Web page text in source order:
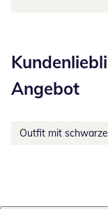
Angebot
Outfit mit